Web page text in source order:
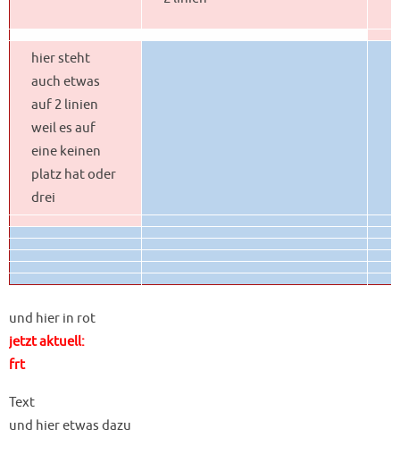
hier steht
auch etwas
auf 2 linien
weil es auf
eine keinen
platz hat oder
drei
und hier in rot
jetzt aktuell:
frt
Text
und hier etwas dazu